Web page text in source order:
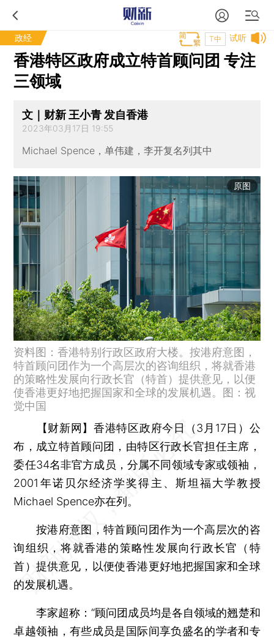
政经 试听
T中
香港特区政府成立特首顾问团 专注
三领域
文｜财新 王小青 发自香港
2023年03月17日 19:55
Michael Spence，单伟建，李开复名列其中
原图
资料图：香港特别行政区政府大楼。按港府意图，
特首顾问团作为一个高层次的咨询组织，将就香港
的策略性发展向行政长官（特首）提供意见，以便
使香港更好地把握国家和全球的发展机遇。图：视
觉中国
【财新网】香港特区政府今日（3月17日）公
布，成立特首顾问团，由特区行政长官担任主席，
委任34名非官方成员，分属不同领域专家或领袖，
2001年诺贝尔经济学奖得主、斯坦福大学教授
Michael Spence亦在列。
按港府意图，特首顾问团作为一个高层次的咨
询组织，将就香港的策略性发展向行政长官（特
首）提供意见，以便使香港更好地把握国家和全球
的发展机遇。
李家超称：“顾问团成员均是各自领域的翘楚和
卓越领袖，有些成员是国际间享负盛名的学者和专